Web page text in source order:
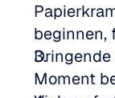
beginnen,
Moment